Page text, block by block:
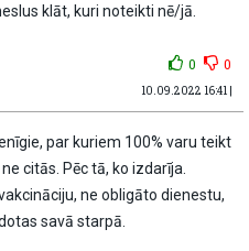
klāt, kuri noteikti nē/jā.
0 0
10.09.2022 16:41 |
par kuriem 100% varu teikt
citās. Pēc tā, ko izdarīja.
ne obligāto dienestu,
savā starpā.